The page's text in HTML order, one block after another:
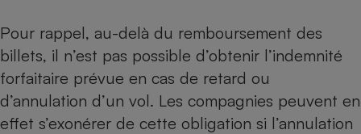
Pour rappel, au-delà du remboursement des
billets, il n’est pas possible d’obtenir l’indemnité
forfaitaire prévue en cas de retard ou
d’annulation d’un vol. Les compagnies peuvent en
effet s’exonérer de cette obligation si l’annulation